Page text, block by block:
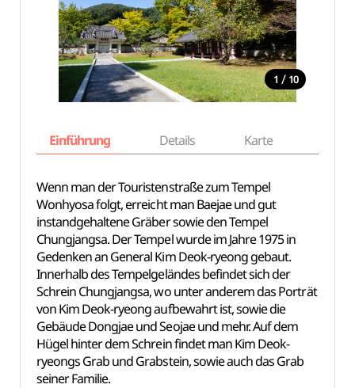
1 / 10
Einführung Details Karte
Wenn man der Touristenstraße zum Tempel
Wonhyosa folgt, erreicht man Baejae und gut
instandgehaltene Gräber sowie den Tempel
Chungjangsa. Der Tempel wurde im Jahre 1975 in
Gedenken an General Kim Deok-ryeong gebaut.
Innerhalb des Tempelgeländes befindet sich der
Schrein Chungjangsa, wo unter anderem das Porträt
von Kim Deok-ryeong aufbewahrt ist, sowie die
Gebäude Dongjae und Seojae und mehr. Auf dem
Hügel hinter dem Schrein findet man Kim Deok-
ryeongs Grab und Grabstein, sowie auch das Grab
seiner Familie.